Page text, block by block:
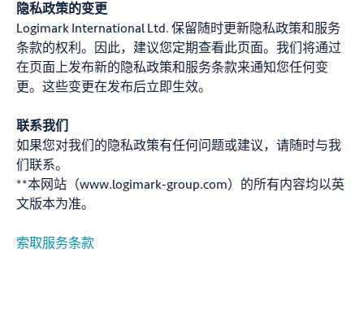
隐私政策的变更
Logimark International Ltd. 保留随时更新隐私政策和服务
条款的权利。因此，建议您定期查看此页面。我们将通过
在页面上发布新的隐私政策和服务条款来通知您任何变
更。这些变更在发布后立即生效。
联系我们
如果您对我们的隐私政策有任何问题或建议，请随时与我
们联系。
**本网站（www.logimark-group.com）的所有内容均以英
文版本为准。
索取服务条款